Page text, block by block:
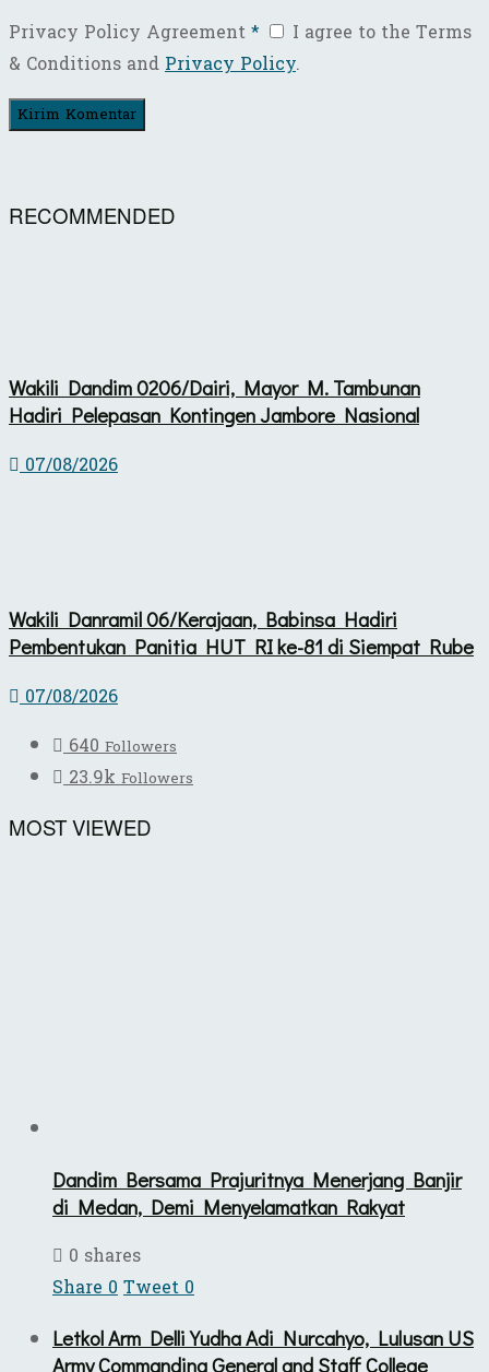
Privacy Policy Agreement*
I agree to the Terms
& Conditions andPrivacy Policy.
RECOMMENDED
Wakili Dandim 0206/Dairi, Mayor M. Tambunan
Hadiri Pelepasan Kontingen Jambore Nasional
07/08/2026
Wakili Danramil 06/Kerajaan, Babinsa Hadiri
Pembentukan Panitia HUT RI ke-81 di Siempat Rube
07/08/2026
640 Followers
23.9k Followers
MOST VIEWED
Dandim Bersama Prajuritnya Menerjang Banjir
di Medan, Demi Menyelamatkan Rakyat
0 shares
Share0Tweet0
Letkol Arm Delli Yudha Adi Nurcahyo, Lulusan US
Army Commanding General and Staff College